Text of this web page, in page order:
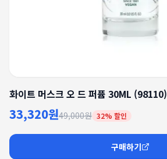
화이트 머스크 오 드 퍼퓸 30ML (98110)
33,320원49,000원 32% 할인
구매하기